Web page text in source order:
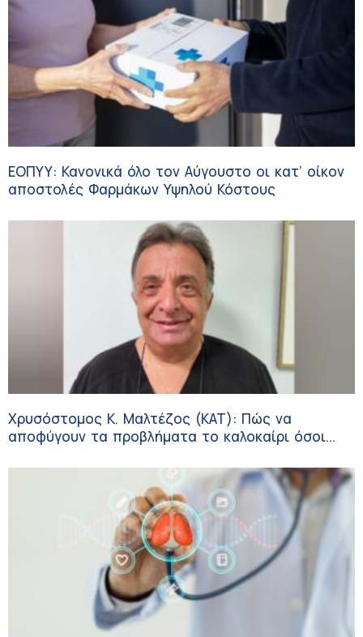
ΕΟΠΥΥ: Κανονικά όλο τον Αύγουστο οι κατ’ οίκον
αποστολές Φαρμάκων Υψηλού Κόστους
Χρυσόστομος Κ. Μαλτέζος (ΚΑΤ): Πώς να
αποφύγουν τα προβλήματα το καλοκαίρι όσοι